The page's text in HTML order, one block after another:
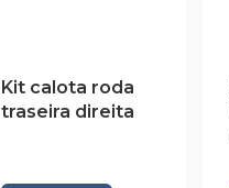
Kit calota roda
traseira direita